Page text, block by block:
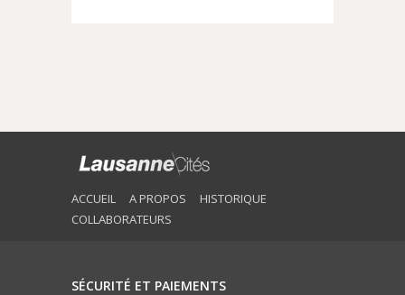
ACCUEIL A PROPOS
HISTORIQUE
COLLABORATEURS
SÉCURITÉ ET PAIEMENTS